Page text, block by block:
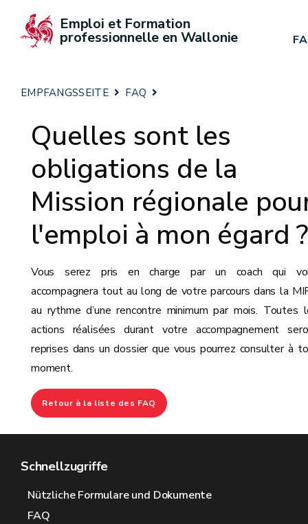
Emploi et Formation
professionnelle en Wallonie
EMPFANGSSEITE FAQ
Quelles sont les
obligations de la
Mission régionale
l'emploi à mon égard
Vous serez pris en charge par un coach qui
accompagnera tout au long de votre parcours dans la
au rythme d’une rencontre minimum par mois. Toutes
actions réalisées durant votre accompagnement
reprises dans un dossier que vous pourrez consulter à
moment.
Retour à la liste des FAQ
Schnellzugriffe
Nützliche Formulare und Dokumente
FAQ